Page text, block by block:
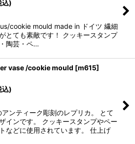
込)
cookie mould made in ドイツ 繊細
とても素敵です！ クッキースタンプ
陶芸・ペ…
vase /cookie mould [m615]
込)
ンティーク彫刻のレプリカ。 とて
インです。 クッキースタンプやペー
などに使用されています。 仕上げ